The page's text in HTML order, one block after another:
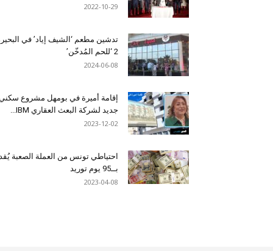
2022-10-29
تدشين مطعم ‘الشيف إياد’ في
2 ‘للحم المُدخّن’
2024-06-08
إقامة أميرة في بومهل مشروع
جديد لشركة البعث العقاري IBM...
2023-12-02
احتياطي تونس من العملة الصعبة
بــ95 يوم توريد
2023-04-08